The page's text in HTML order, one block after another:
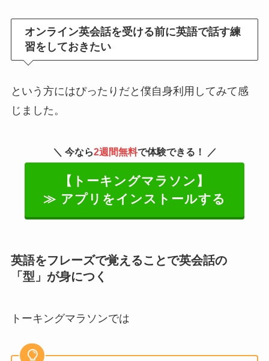
オンライン英会話を受ける前に英語で話す練
習をしておきたい
という方にはぴったりだと僕自身利用してみて感
じました。
＼ 今なら2週間無料で体験できる！ ／
【トーキングマラソン】
≫ アプリをインストールする
英語をフレーズで覚えることで英会話の
「型」が身につく
トーキングマラソンでは